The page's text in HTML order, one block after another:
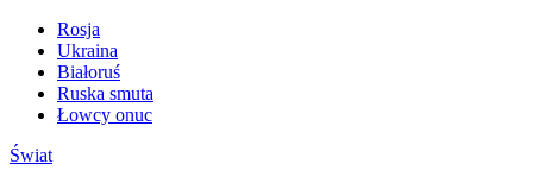
Rosja
Ukraina
Białoruś
Ruska smuta
Łowcy onuc
Świat